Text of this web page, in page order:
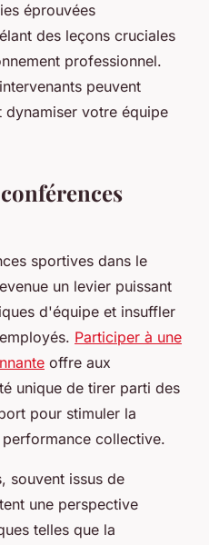
éprouvées
des leçons cruciales
professionnel.
peuvent
votre équipe
sportives dans le
un levier puissant
d'équipe et insuffler
Participer à une
offre aux
unique de tirer parti des
pour stimuler la
collective.
souvent issus de
une perspective
telles que la